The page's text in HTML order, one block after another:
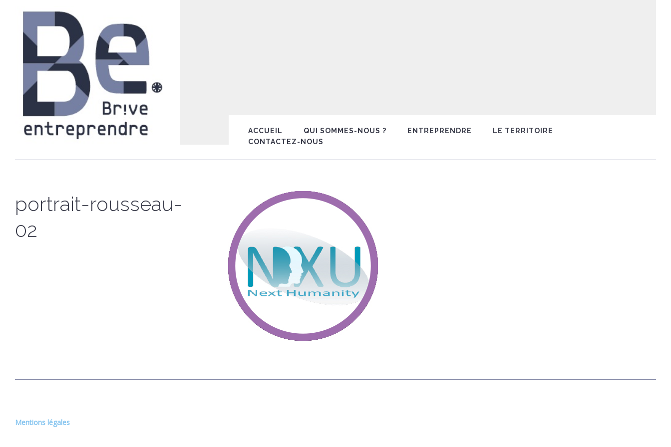
ACCUEIL QUI SOMMES-NOUS ? ENTREPRENDRE
LE TERRITOIRE
CONTACTEZ-NOUS
portrait-rousseau-
02
Mentions légales